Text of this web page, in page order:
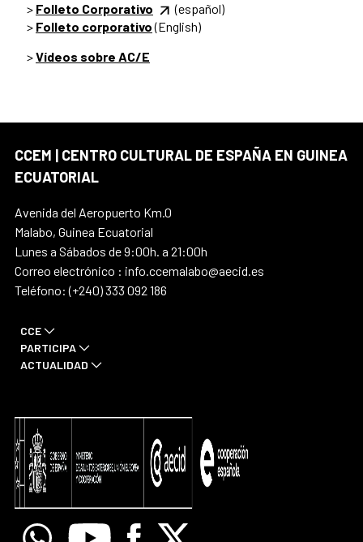
> Folleto Corporativo
(español)
> Folleto corporativo(English)
>Vídeos sobre AC/E
CCEM | CENTRO CULTURAL DE ESPAÑA EN GUINEA
ECUATORIAL
Avenida del Aeropuerto Km.0
Malabo, Guinea Ecuatorial
Lunes a Sábados de 9:00h. a 21:00h
Correo electrónico : info.ccemalabo@aecid.es
Teléfono: (+240) 333 092 186
CCE
PARTICIPA
ACTUALIDAD
WhatsappYoutube Facebook
X